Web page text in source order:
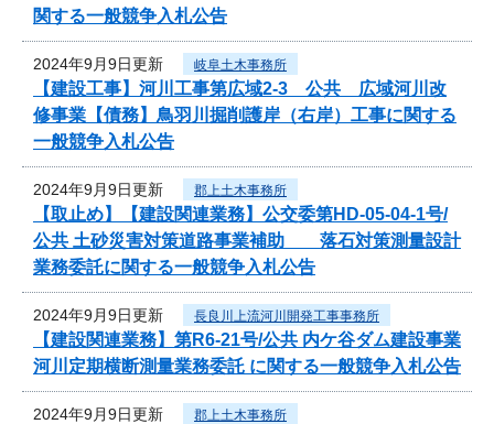
関する一般競争入札公告
2024年9月9日更新 岐阜土木事務所
【建設工事】河川工事第広域2-3 公共 広域河川改
修事業【債務】鳥羽川掘削護岸（右岸）工事に関する
一般競争入札公告
2024年9月9日更新 郡上土木事務所
【取止め】【建設関連業務】公交委第HD-05-04-1号/
公共 土砂災害対策道路事業補助 落石対策測量設計
業務委託に関する一般競争入札公告
2024年9月9日更新 長良川上流河川開発工事事務所
【建設関連業務】第R6-21号/公共 内ケ谷ダム建設事業
河川定期横断測量業務委託 に関する一般競争入札公告
2024年9月9日更新 郡上土木事務所